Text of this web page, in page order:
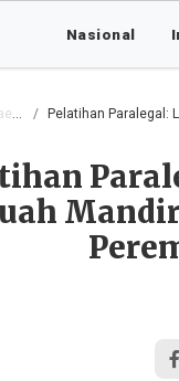
Nasional
Pelatihan Paralegal: